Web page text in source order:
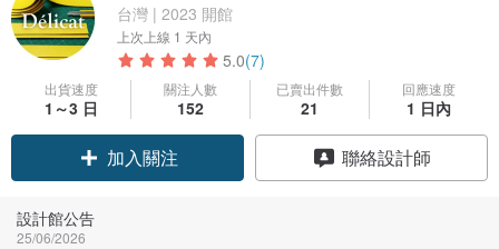
台灣 | 2023 開館
上次上線 1 天內
5.0(7)
出貨速度
1～3 日
關注人數
152
已賣出件數
21
回應速度
1 日內
加入關注
聯絡設計師
設計館公告
25/06/2026